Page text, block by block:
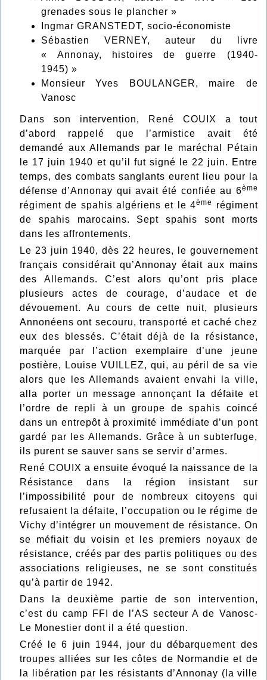
grenades sous le plancher »
Ingmar GRANSTEDT, socio-économiste
Sébastien VERNEY, auteur du livre
« Annonay, histoires de guerre (1940-
1945) »
Monsieur Yves BOULANGER, maire de
Vanosc
Dans son intervention, René COUIX a tout
d’abord rappelé que l’armistice avait été
demandé aux Allemands par le maréchal Pétain
le 17 juin 1940 et qu’il fut signé le 22 juin. Entre
temps, des combats sanglants eurent lieu pour la
défense d’Annonay qui avait été confiée au 6ème
régiment de spahis algériens et le 4ème
régiment
de spahis marocains. Sept spahis sont morts
dans les affrontements.
Le 23 juin 1940, dès 22 heures, le gouvernement
français considérait qu’Annonay était aux mains
des Allemands. C’est alors qu’ont pris place
plusieurs actes de courage, d’audace et de
dévouement. Au cours de cette nuit, plusieurs
Annonéens ont secouru, transporté et caché chez
eux des blessés. C’était déjà de la résistance,
marquée par l’action exemplaire d’une jeune
postière, Louise VUILLEZ, qui, au péril de sa vie
alors que les Allemands avaient envahi la ville,
alla porter un message annonçant la défaite et
l’ordre de repli à un groupe de spahis coincé
dans un entrepôt à proximité immédiate d’un pont
gardé par les Allemands. Grâce à un subterfuge,
ils purent se sauver sans se servir d’armes.
René COUIX a ensuite évoqué la naissance de la
Résistance dans la région insistant sur
l’impossibilité pour de nombreux citoyens qui
refusaient la défaite, l’occupation ou le régime de
Vichy d’intégrer un mouvement de résistance. On
se méfiait du voisin et les premiers noyaux de
résistance, créés par des partis politiques ou des
associations religieuses, ne se sont constitués
qu’à partir de 1942.
Dans la deuxième partie de son intervention,
c’est du camp FFI de l’AS secteur A de Vanosc-
Le Monestier dont il a été question.
Créé le 6 juin 1944, jour du débarquement des
troupes alliées sur les côtes de Normandie et de
la libération par les résistants d’Annonay (la ville